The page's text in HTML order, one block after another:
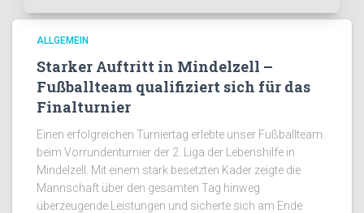
ALLGEMEIN
Starker Auftritt in Mindelzell –
Fußballteam qualifiziert sich für das
Finalturnier
Einen erfolgreichen Turniertag erlebte unser Fußballteam
beim Vorrundenturnier der 2. Liga der Lebenshilfe in
Mindelzell. Mit einem stark besetzten Kader zeigte die
Mannschaft über den gesamten Tag hinweg
überzeugende Leistungen und sicherte sich am Ende